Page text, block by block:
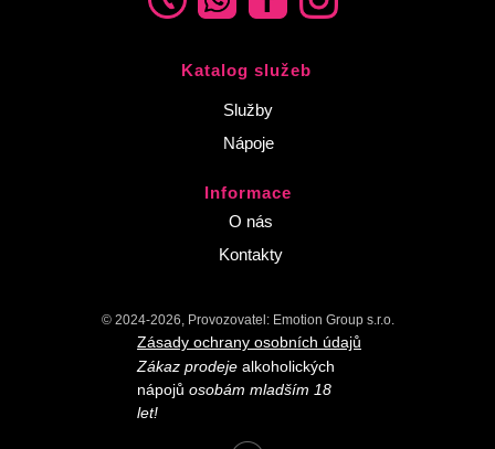
Katalog služeb
Služby
Nápoje
O nás
Kontakty
Informace
© 2024-2026, Provozovatel: Emotion Group s.r.o.
Zásady ochrany osobních údajů
Zákaz prodeje alkoholických
nápojů osobám mladším 18
let!